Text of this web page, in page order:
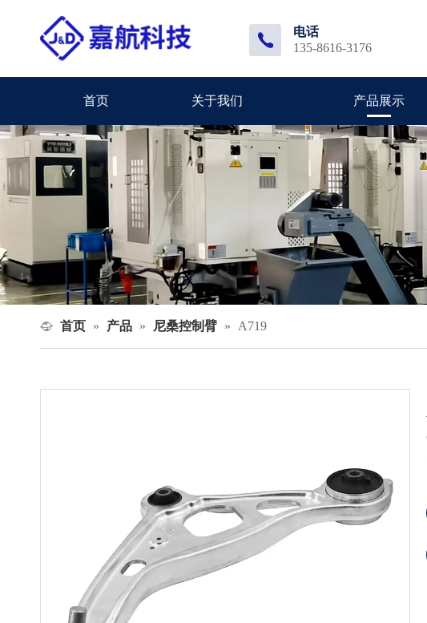
电话
135-8616-3176
首页 关于我们 产品展示
首页 » 产品 » 尼桑控制臂 » A719